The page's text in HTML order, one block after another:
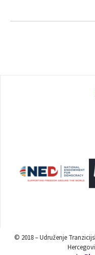
© 2018 – Udruženje